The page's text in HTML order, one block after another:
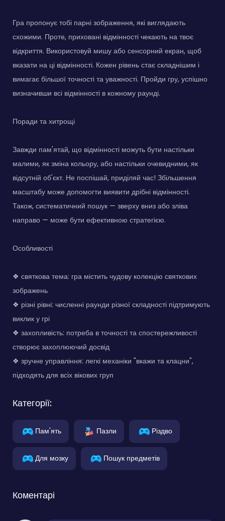
Гра пропонує тобі парні зображення, які виглядають
схожими. Проте, приховані відмінності чекають на твоє
відкриття. Використовуй мишу або сенсорний екран, щоб
вказати на ці відмінності. Кожен рівень стає складнішим і
вимагає більшої точності та уважності. Пройди гру, успішно
визначивши всі відмінності в кожному раунді.
Поради та хитрощі
Завжди пам'ятай, що відмінності можуть бути настільки
малими, як зміна кольору, або настільки очевидними, як
відсутній об'єкт. Не поспішай, приділяй час! Збільшення
масштабу може допомогти виявити дрібні відмінності.
Також, систематичний пошук — зверху вниз або зліва
направо — може бути ефективною стратегією.
Особливості
❖ святкова тема: гра містить чудову колекцію святкових
зображень
❖ різні рівні: численні раунди різної складності підтримують
виклик у грі
❖ захопливість: потреба в точності та спостережливості
створює захоплюючий досвід
❖ зручне управління: легкі механіки "вкажи та клацни",
підходять для всіх вікових груп
Категорії:
Пам'ять Пазли Різдво
Для мозку Пошук предметів
Коментарі